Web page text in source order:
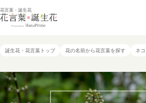
花言葉・誕生花
誕生花・花言葉トップ 花の名前から花言葉を探す ネ